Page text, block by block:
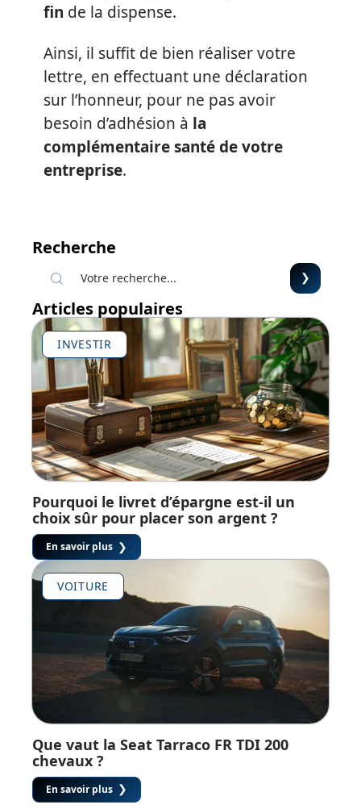
fin de la dispense.
Ainsi, il suffit de bien réaliser votre
lettre, en effectuant une déclaration
sur l’honneur, pour ne pas avoir
besoin d’adhésion à la
complémentaire santé de votre
entreprise.
Recherche
Articles populaires
INVESTIR
Pourquoi le livret d’épargne est-il un
choix sûr pour placer son argent ?
En savoir plus
VOITURE
Que vaut la Seat Tarraco FR TDI 200
chevaux ?
En savoir plus